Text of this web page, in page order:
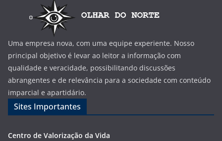
Uma empresa nova, com uma equipe experiente. Nosso
principal objetivo é levar ao leitor a informação com
qualidade e veracidade, possibilitando discussões
abrangentes e de relevância para a sociedade com conteúdo
imparcial e apartidário.
Sites Importantes
Centro de Valorização da Vida